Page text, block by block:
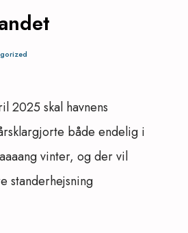
2025 skal havnens
både endelig i
vinter, og der vil
standerhejsning